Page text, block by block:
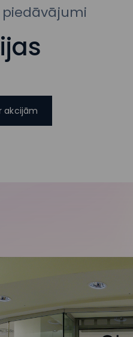
piedāvājumi
akcijām